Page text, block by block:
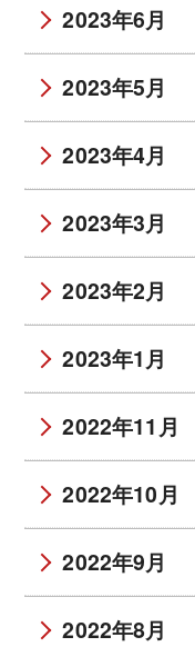
2023年6月
2023年5月
2023年4月
2023年3月
2023年2月
2023年1月
2022年11月
2022年10月
2022年9月
2022年8月